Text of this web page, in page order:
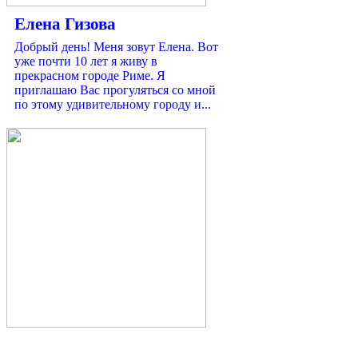
Елена Гизова
Добрый день! Меня зовут Елена. Вот
уже почти 10 лет я живу в
прекрасном городе Риме. Я
приглашаю Вас прогуляться со мной
по этому удивительному городу и...